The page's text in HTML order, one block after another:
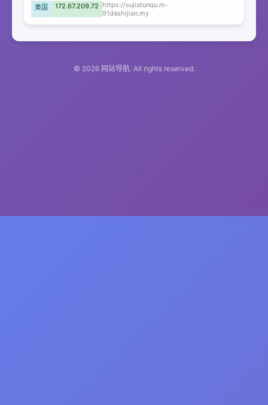
美国 172.67.209.72 https://sujiatunqu.m-
91dashijian.my
© 2026 网站导航. All rights reserved.